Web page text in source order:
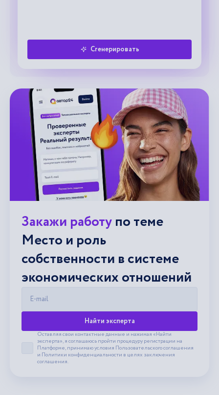
Сгенерировать
Закажи работупо теме
Место и роль
собственности в системе
экономических отношений
Найти эксперта
Принять пользовательское соглашение
Оставляя свои контактные данные и нажимая «Найти
эксперта», я соглашаюсь пройти процедуру регистрации на
Платформе, принимаю условия Пользовательского соглашения
и Политики конфиденциальности в целях заключения
соглашения.